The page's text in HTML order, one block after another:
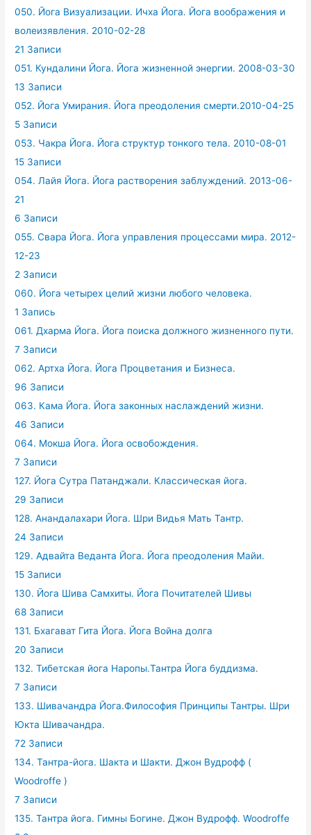
050. Йога Визуализации. Ичха Йога. Йога воображения и
волеизявления. 2010-02-28
21 Записи
051. Кундалини Йога. Йога жизненной энергии. 2008-03-30
13 Записи
052. Йога Умирания. Йога преодоления смерти.2010-04-25
5 Записи
053. Чакра Йога. Йога структур тонкого тела. 2010-08-01
15 Записи
054. Лайя Йога. Йога растворения заблуждений. 2013-06-
21
6 Записи
055. Свара Йога. Йога управления процессами мира. 2012-
12-23
2 Записи
060. Йога четырех целий жизни любого человека.
1 Запись
061. Дхарма Йога. Йога поиска должного жизненного пути.
7 Записи
062. Артха Йога. Йога Процветания и Бизнеса.
96 Записи
063. Кама Йога. Йога законных наслаждений жизни.
46 Записи
064. Мокша Йога. Йога освобождения.
7 Записи
127. Йога Сутра Патанджали. Классическая йога.
29 Записи
128. Анандалахари Йога. Шри Видья Мать Тантр.
24 Записи
129. Адвайта Веданта Йога. Йога преодоления Майи.
15 Записи
130. Йога Шива Самхиты. Йога Почитателей Шивы
68 Записи
131. Бхагават Гита Йога. Йога Война долга
20 Записи
132. Тибетская йога Наропы.Тантра Йога буддизма.
7 Записи
133. Шивачандра Йога.Философия Принципы Тантры. Шри
Юкта Шивачандра.
72 Записи
134. Тантра-йога. Шакта и Шакти. Джон Вудрофф (
Woodroffe )
7 Записи
135. Тантра йога. Гимны Богине. Джон Вудрофф. Woodroffe